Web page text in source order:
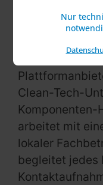
Nur
Kundinnen
energetischen
42watt.
Clean-Tech-
Komponenten-
arbeitet mit
lokaler
begleitet jedes